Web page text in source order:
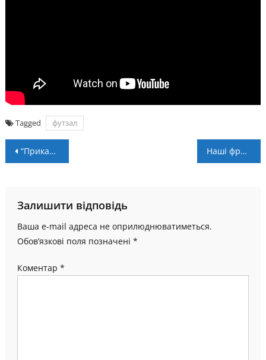
Tagged футзал
Навігація
“Прикарпаття-Говерла” – “БІПА” – 82:69. Післямова Наші фристайлістки здобули ще дві медалі у Швейцарії
Залишити відповідь
Ваша e-mail адреса не оприлюднюватиметься.
Обов’язкові поля позначені *
Коментар *